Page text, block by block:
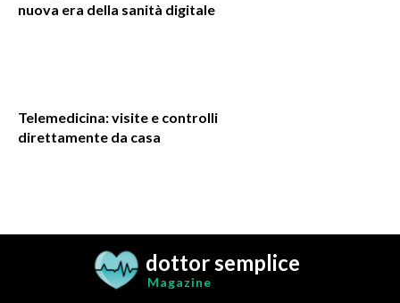
nuova era della sanità digitale
Telemedicina: visite e controlli
direttamente da casa
dottor semplice
Magazine